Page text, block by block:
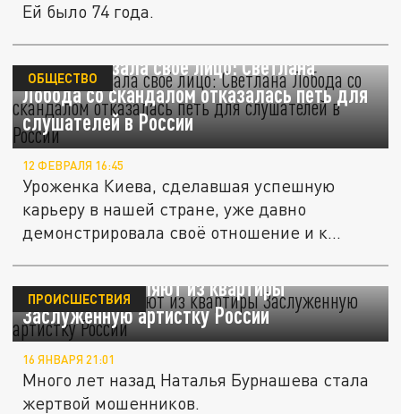
Ей было 74 года.
Давно показала своё лицо: Светлана
Лобода со скандалом отказалась петь для
слушателей в России
ОБЩЕСТВО
12 ФЕВРАЛЯ 16:45
Уроженка Киева, сделавшая успешную
карьеру в нашей стране, уже давно
демонстрировала своё отношение и к...
В Москве выселяют из квартиры
Заслуженную артистку России
ПРОИСШЕСТВИЯ
16 ЯНВАРЯ 21:01
Много лет назад Наталья Бурнашева стала
жертвой мошенников.